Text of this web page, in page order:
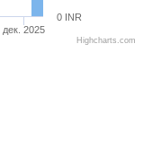
дек. 2025
0 INR
Highcharts.com